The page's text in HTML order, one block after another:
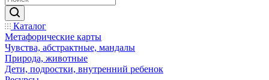
Каталог
Mетафорические карты
Чувства, абстрактные, мандалы
Природа, животные
Дети, подростки, внутренний ребенок